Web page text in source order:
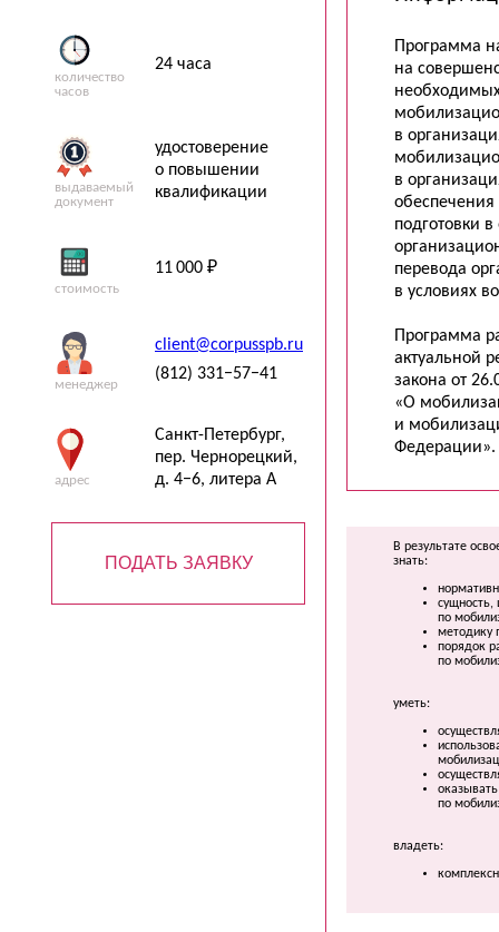
Программа
на
в
в
подготовки
перевода
в условиях
Программа
актуальной
закона от
«О
и
Федерации».
В результате
знать:
сущность,
по
методику
порядок
по
уметь:
по
владеть:
количество
часов
24 часа
выдаваемый
документ
удостоверение
о повышении
квалификации
стоимость
11 000 ₽
менеджер
client@corpusspb.ru
(812) 331−57−41
адрес
Санкт-Петербург,
пер. Чернорецкий,
д. 4−6, литера А
ПОДАТЬ ЗАЯВКУ